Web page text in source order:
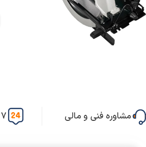
مشاوره فنی و مالی 7 روز هفته، 24 ساعت